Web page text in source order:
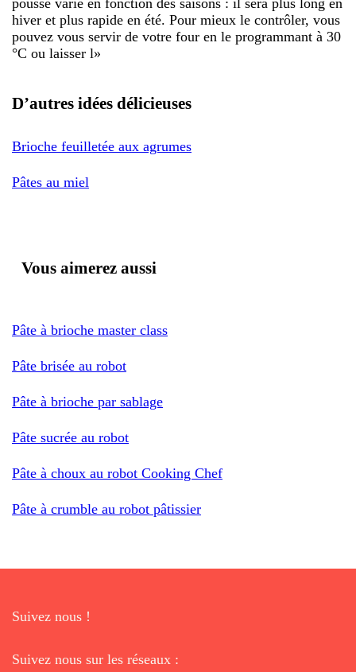
hiver et plus rapide en été. Pour mieux le contrôler, vous
pouvez vous servir de votre four en le programmant à 30
°C ou laisser l»
D’autres idées délicieuses
Brioche feuilletée aux agrumes
Pâtes au miel
Vous aimerez aussi
Pâte à brioche master class
Pâte brisée au robot
Pâte à brioche par sablage
Pâte sucrée au robot
Pâte à choux au robot Cooking Chef
Pâte à crumble au robot pâtissier
Suivez nous !
Suivez nous sur les réseaux :